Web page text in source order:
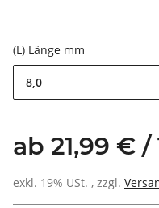
(L) Länge mm
8,0
ab 21,99 €
exkl. 19% USt. , zzgl.